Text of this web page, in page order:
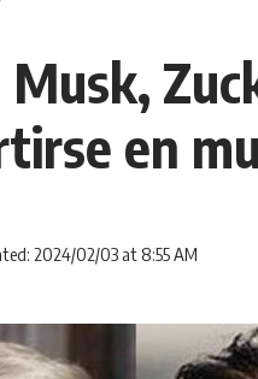
Musk,
en
2024/02/03 at 8:55 AM